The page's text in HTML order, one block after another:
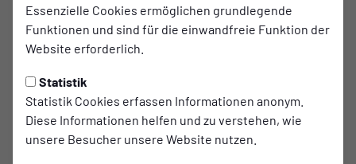
Essenzielle Cookies ermöglichen grundlegende
Funktionen und sind für die einwandfreie Funktion der
Website erforderlich.
Statistik
Statistik Cookies erfassen Informationen anonym.
Diese Informationen helfen und zu verstehen, wie
unsere Besucher unsere Website nutzen.
Sechs Spieler verlassen RWO am
Das letzte Heimspiel der Saison 2025/26 steht
bevor. Wie in jedem Jahr werden im Vorfeld der
Partie einige Spieler vom Verein verabschiedet.